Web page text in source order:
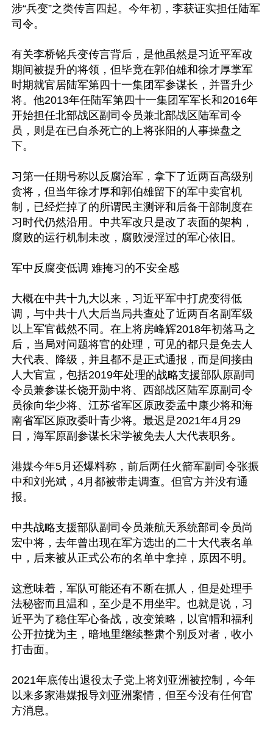
涉“兵变”之类传言四起。今年初，李获证实担任陆军
司令。
有关李桥铭兵变传言背后，是他虽然是习近平军改
期间被提升的将领，但毕竟在郭伯雄和徐才厚掌军
时期就官居陆军第四十一集团军参谋长，并晋升少
将。他2013年任陆军第四十一集团军军长和2016年
开始担任北部战区副司令员兼北部战区陆军司令
员，则是在已自杀死亡的上将张阳的人事操盘之
下。
习第一任期号称以反腐治军，拿下了近两百高级别
贪将，但当年徐才厚和郭伯雄留下的军中卖官机
制，已经烂掉了的所谓民主测评和后备干部制度在
习时代仍然沿用。中共军改只是改了表面的架构，
腐败的运行机制未改，腐败浸淫过的军心依旧。
军中反腐变低调 难掩习的不安全感
大概在中共十九大以来，习近平军中打虎变得低
调，与中共十八大后当局共查处了近两百名副军级
以上军官截然不同。在上将房峰辉2018年初落马之
后，当局对问题将官的处理，可见的都只是免去人
大代表、降级，并且都不是正式通报，而是间接由
人大官宣，包括2019年处理的战略支援部队原副司
令员兼参谋长饶开勋中将、西部战区陆军原副司令
员徐向华少将、江苏省军区原政委孟中康少将和海
南省军区原政委叶青少将。最迟是2021年4月29
日，海军原副参谋长宋学被免去人大代表职务。
港媒今年5月还爆料称，前后两任火箭军副司令张振
中和刘光斌，4月都被带走调查。但官方并没有通
报。
中共战略支援部队副司令员兼航天系统部司令员尚
宏中将，去年曾出现在军方选出的二十大代表名单
中，后来被从正式公布的名单中拿掉，原因不明。
这意味着，军队可能还有不断在抓人，但是处理手
法秘密而且温和，至少是不用坐牢。也就是说，习
近平为了稳住军心备战，改变策略，以官帽和福利
公开拉拢为主，暗地里继续整肃个别反对者，收小
打击面。
2021年底传出退役太子党上将刘亚洲被控制，今年
以来多家港媒报导刘亚洲案情，但至今没有任何官
方消息。